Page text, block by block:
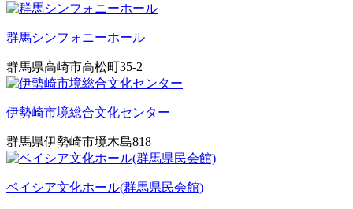
群馬シンフォニーホール
群馬県高崎市高松町35-2
伊勢崎市境総合文化センター
群馬県伊勢崎市境木島818
ベイシア文化ホール(群馬県民会館)